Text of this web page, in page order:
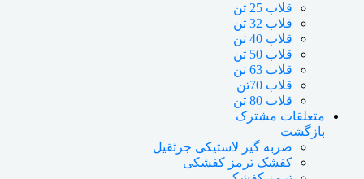
قلاب 25 تن
قلاب 32 تن
قلاب 40 تن
قلاب 50 تن
قلاب 63 تن
قلاب 70تن
قلاب 80 تن
متعلقات مشترک
بازگشت
ضربه گیر لاستیکی جرثقیل
کفشک ترمز کفشکی